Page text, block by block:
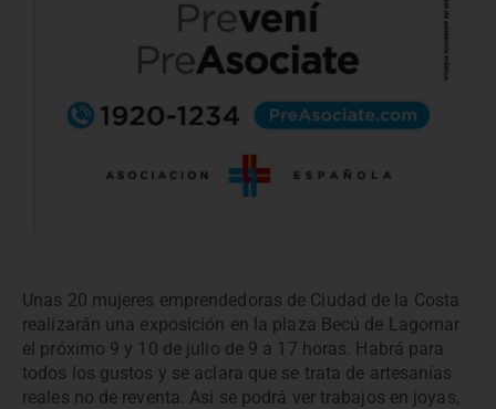
Unas 20 mujeres emprendedoras de Ciudad de la Costa
realizarán una exposición en la plaza Becú de Lagomar
el próximo 9 y 10 de julio de 9 a 17 horas. Habrá para
todos los gustos y se aclara que se trata de artesanías
reales no de reventa. Así se podrá ver trabajos en joyas,